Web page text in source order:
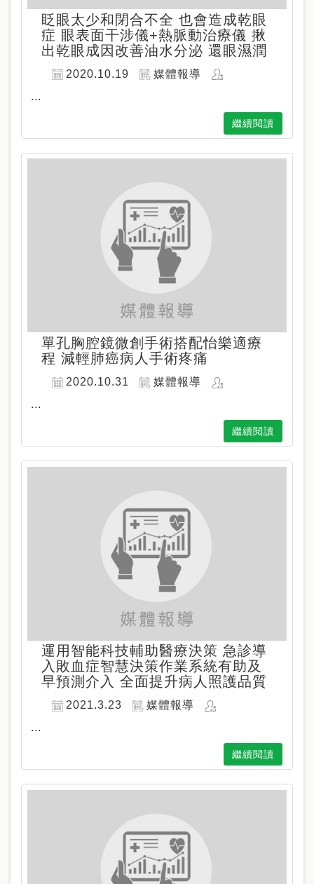
眨眼太少和閉合不全 也會造成乾眼
症 眼表面干涉儀+熱脈動治療儀 揪
出乾眼成因改善油水分泌 還眼濕潤
2020.10.19
媒體報導
...
繼續閱讀
單孔胸腔鏡微創手術搭配怡樂適療
程 減輕肺癌病人手術疼痛
2020.10.31
媒體報導
...
繼續閱讀
運用智能科技輔助醫療決策 急診導
入敗血症智慧決策作業系統有助及
早預測介入 全面提升病人照護品質
2021.3.23
媒體報導
...
繼續閱讀